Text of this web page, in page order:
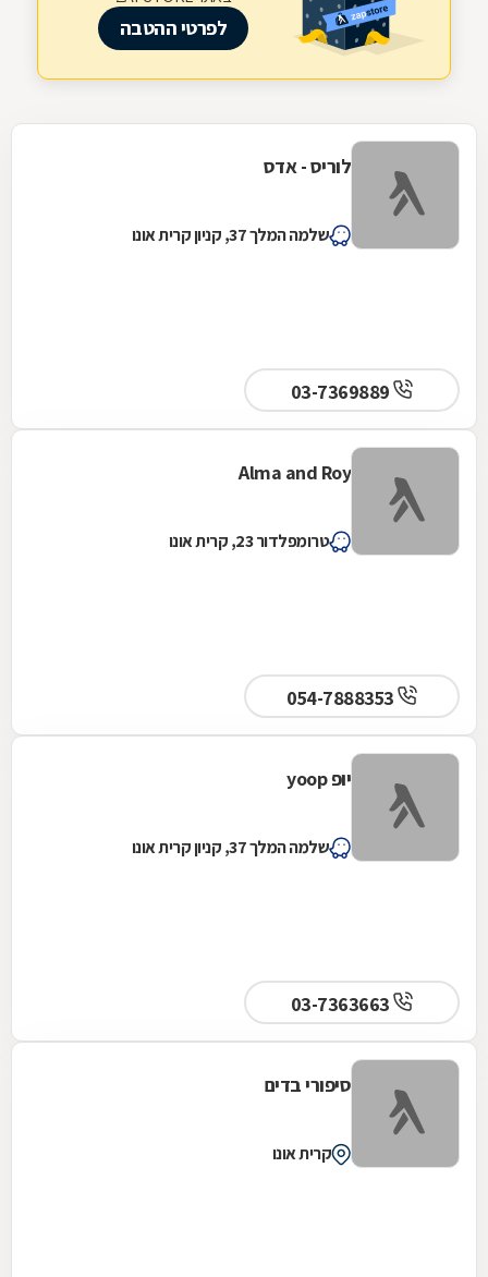
לפרטי ההטבה
לוריס - אדס
שלמה המלך 37, קניון קרית אונו
03-7369889
Alma and Roy
טרומפלדור 23, קרית אונו
יופ yoop
שלמה המלך 37, קניון קרית אונו
03-7363663
סיפורי בדים
קרית אונו